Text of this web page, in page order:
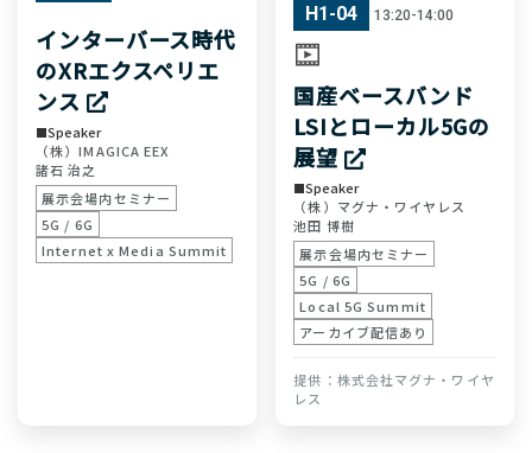
インターバース時代
のXRエクスペリエ
ンス
Speaker
（株）IMAGICA EEX
諸石 治之
展示会場内セミナー
5G / 6G
Internet x Media Summit
H1-04 13:20-14:00
国産ベースバンド
LSIとローカル5Gの
展望
Speaker
（株）マグナ・ワイヤレス
池田 博樹
展示会場内セミナー
5G / 6G
Local 5G Summit
アーカイブ配信あり
株式会社マグナ・ワイヤ
レス